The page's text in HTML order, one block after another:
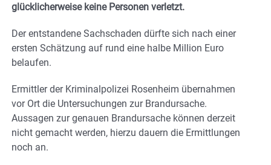
glücklicherweise keine Personen verletzt.
Der entstandene Sachschaden dürfte sich nach einer
ersten Schätzung auf rund eine halbe Million Euro
belaufen.
Ermittler der Kriminalpolizei Rosenheim übernahmen
vor Ort die Untersuchungen zur Brandursache.
Aussagen zur genauen Brandursache können derzeit
nicht gemacht werden, hierzu dauern die Ermittlungen
noch an.